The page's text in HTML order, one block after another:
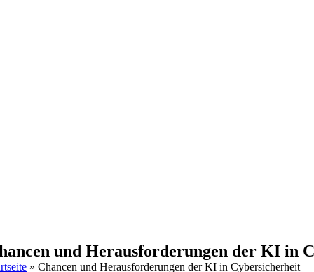
und Herausforderungen der KI in
»Chancen und Herausforderungen der KI in Cybersicherheit